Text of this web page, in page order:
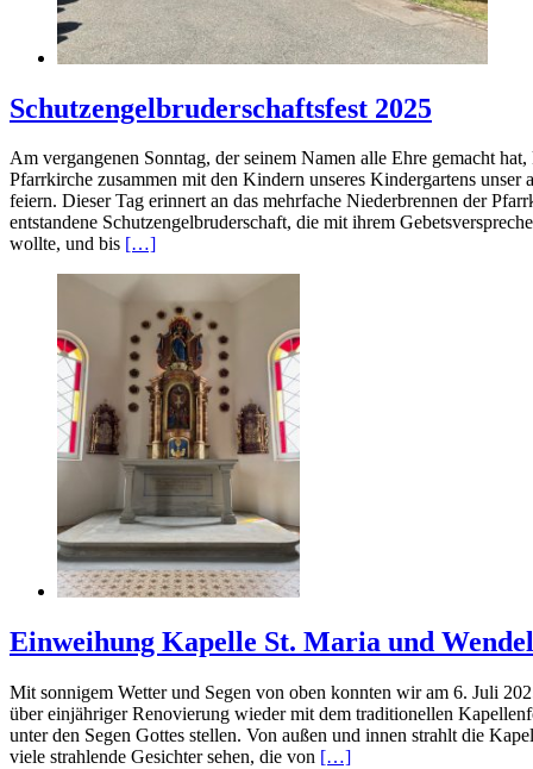
Schutzengelbruderschaftsfest 2025
Am vergangenen Sonntag, der seinem Namen alle Ehre gemacht
Pfarrkirche zusammen mit den Kindern unseres Kindergartens unser
feiern. Dieser Tag erinnert an das mehrfache Niederbrennen der
entstandene Schutzengelbruderschaft, die mit ihrem
wollte, und bis […]
Einweihung Kapelle St. Maria und
Mit sonnigem Wetter und Segen von oben konnten wir am 6. Juli
über einjähriger Renovierung wieder mit dem traditionellen
unter den Segen Gottes stellen. Von außen und innen strahlt die
viele strahlende Gesichter sehen, die von […]